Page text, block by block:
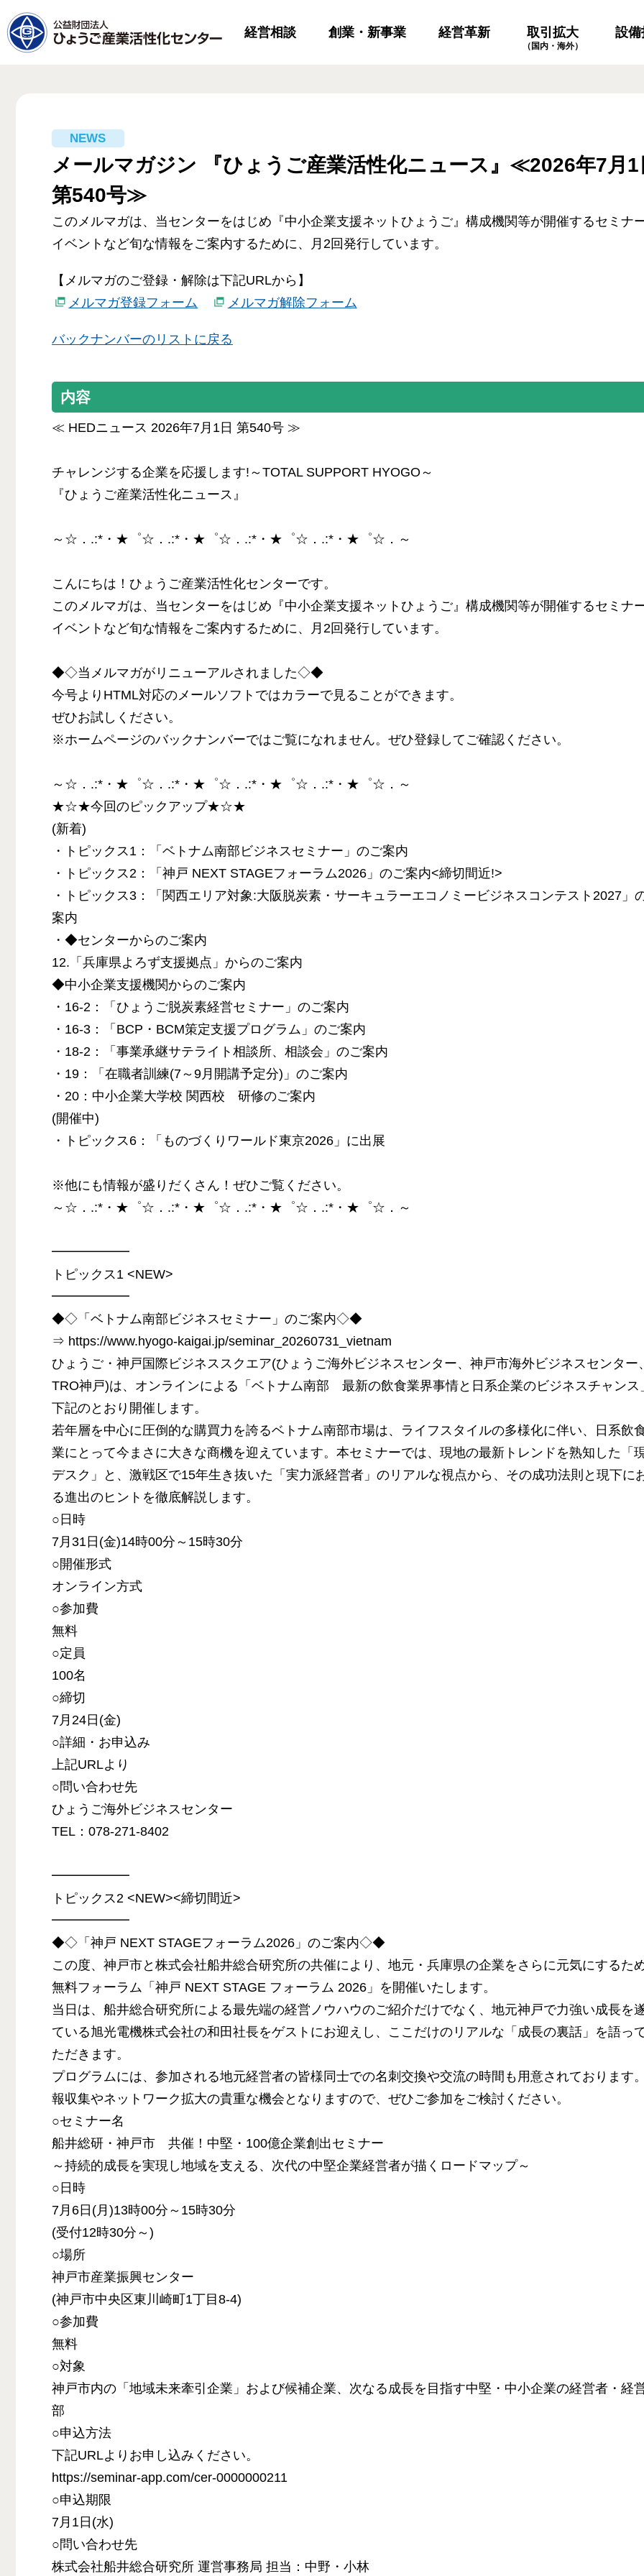
経営相談 創業・新事業 経営革新 取引拡大
（国内・海外）
設備
メールマガジン 『ひょうご産業活性化ニュース』≪2026年7月1
第540号≫
このメルマガは、当センターをはじめ『中小企業支援ネットひょうご』構成機関等が開催するセミナ
イベントなど旬な情報をご案内するために、月2回発行しています。
【メルマガのご登録・解除は下記URLから】
メルマガ登録フォーム
メルマガ解除フォーム
バックナンバーのリストに戻る
内容
≪ HEDニュース 2026年7月1日 第540号 ≫
チャレンジする企業を応援します!～TOTAL SUPPORT HYOGO～
『ひょうご産業活性化ニュース』
～☆．.:*・★゜☆．.:*・★゜☆．.:*・★゜☆．.:*・★゜☆．～
こんにちは！ひょうご産業活性化センターです。
このメルマガは、当センターをはじめ『中小企業支援ネットひょうご』構成機関等が開催するセミナ
イベントなど旬な情報をご案内するために、月2回発行しています。
◆◇当メルマガがリニューアルされました◇◆
今号よりHTML対応のメールソフトではカラーで見ることができます。
ぜひお試しください。
※ホームページのバックナンバーではご覧になれません。ぜひ登録してご確認ください。
～☆．.:*・★゜☆．.:*・★゜☆．.:*・★゜☆．.:*・★゜☆．～
★☆★今回のピックアップ★☆★
(新着)
・トピックス1：「ベトナム南部ビジネスセミナー」のご案内
・トピックス2：「神戸 NEXT STAGEフォーラム2026」のご案内<締切間近!>
・トピックス3：「関西エリア対象:大阪脱炭素・サーキュラーエコノミービジネスコンテスト2027」
案内
・◆センターからのご案内
12.「兵庫県よろず支援拠点」からのご案内
◆中小企業支援機関からのご案内
・16-2：「ひょうご脱炭素経営セミナー」のご案内
・16-3：「BCP・BCM策定支援プログラム」のご案内
・18-2：「事業承継サテライト相談所、相談会」のご案内
・19：「在職者訓練(7～9月開講予定分)」のご案内
・20：中小企業大学校 関西校 研修のご案内
(開催中)
・トピックス6：「ものづくりワールド東京2026」に出展
※他にも情報が盛りだくさん！ぜひご覧ください。
～☆．.:*・★゜☆．.:*・★゜☆．.:*・★゜☆．.:*・★゜☆．～
━━━━━━
トピックス1 <NEW>
━━━━━━
◆◇「ベトナム南部ビジネスセミナー」のご案内◇◆
⇒ https://www.hyogo-kaigai.jp/seminar_20260731_vietnam
ひょうご・神戸国際ビジネススクエア(ひょうご海外ビジネスセンター、神戸市海外ビジネスセンター
TRO神戸)は、オンラインによる「ベトナム南部 最新の飲食業界事情と日系企業のビジネスチャンス
下記のとおり開催します。
若年層を中心に圧倒的な購買力を誇るベトナム南部市場は、ライフスタイルの多様化に伴い、日系飲
業にとって今まさに大きな商機を迎えています。本セミナーでは、現地の最新トレンドを熟知した「
デスク」と、激戦区で15年生き抜いた「実力派経営者」のリアルな視点から、その成功法則と現下に
る進出のヒントを徹底解説します。
○日時
7月31日(金)14時00分～15時30分
○開催形式
オンライン方式
○参加費
無料
○定員
100名
○締切
7月24日(金)
○詳細・お申込み
上記URLより
○問い合わせ先
ひょうご海外ビジネスセンター
TEL：078-271-8402
━━━━━━
トピックス2 <NEW><締切間近>
━━━━━━
◆◇「神戸 NEXT STAGEフォーラム2026」のご案内◇◆
この度、神戸市と株式会社船井総合研究所の共催により、地元・兵庫県の企業をさらに元気にするた
無料フォーラム「神戸 NEXT STAGE フォーラム 2026」を開催いたします。
当日は、船井総合研究所による最先端の経営ノウハウのご紹介だけでなく、地元神戸で力強い成長を
ている旭光電機株式会社の和田社長をゲストにお迎えし、ここだけのリアルな「成長の裏話」を語っ
ただきます。
プログラムには、参加される地元経営者の皆様同士での名刺交換や交流の時間も用意されております
報収集やネットワーク拡大の貴重な機会となりますので、ぜひご参加をご検討ください。
○セミナー名
船井総研・神戸市 共催！中堅・100億企業創出セミナー
～持続的成長を実現し地域を支える、次代の中堅企業経営者が描くロードマップ～
○日時
7月6日(月)13時00分～15時30分
(受付12時30分～)
○場所
神戸市産業振興センター
(神戸市中央区東川崎町1丁目8-4)
○参加費
無料
○対象
神戸市内の「地域未来牽引企業」および候補企業、次なる成長を目指す中堅・中小企業の経営者・経
部
○申込方法
下記URLよりお申し込みください。
https://seminar-app.com/cer-0000000211
○申込期限
7月1日(水)
○問い合わせ先
株式会社船井総合研究所 運営事務局 担当：中野・小林